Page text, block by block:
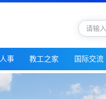
事 教工之家 国际交流